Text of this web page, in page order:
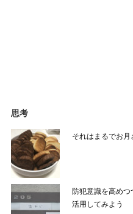
思考
それはまるでお
防犯意識を高め
活用してみよう